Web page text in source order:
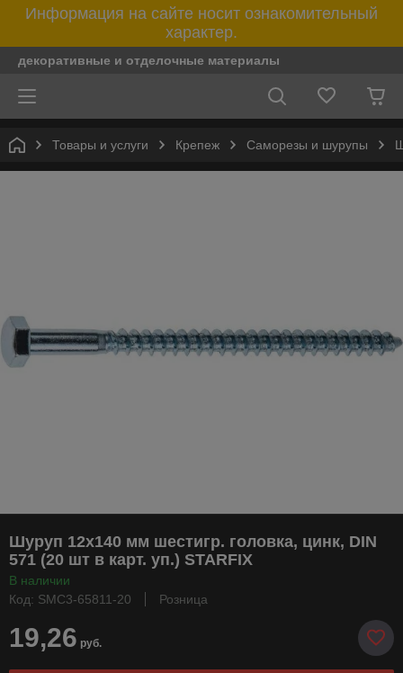
Информация на сайте носит ознакомительный
характер.
декоративные и отделочные материалы
Товары и услуги Крепеж Саморезы и шурупы
Шуруп 12х140 мм шестигр. головка, цинк, DIN
571 (20 шт в карт. уп.) STARFIX
В наличии
Код: SMC3-65811-20
Розница
19,26 руб.